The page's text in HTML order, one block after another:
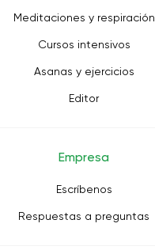
Meditaciones y respiración
Cursos intensivos
Asanas y ejercicios
Editor
Empresa
Escríbenos
Respuestas a preguntas